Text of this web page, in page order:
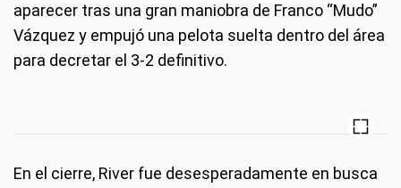
aparecer tras una gran maniobra de Franco “Mudo”
Vázquez y empujó una pelota suelta dentro del área
para decretar el 3-2 definitivo.
En el cierre, River fue desesperadamente en busca